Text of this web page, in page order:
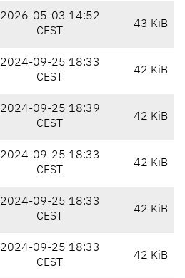
2026-05-03 14:52
CEST
43 KiB
2024-09-25 18:33
CEST
42 KiB
2024-09-25 18:39
CEST
42 KiB
2024-09-25 18:33
CEST
42 KiB
2024-09-25 18:33
CEST
42 KiB
2024-09-25 18:33
CEST
42 KiB